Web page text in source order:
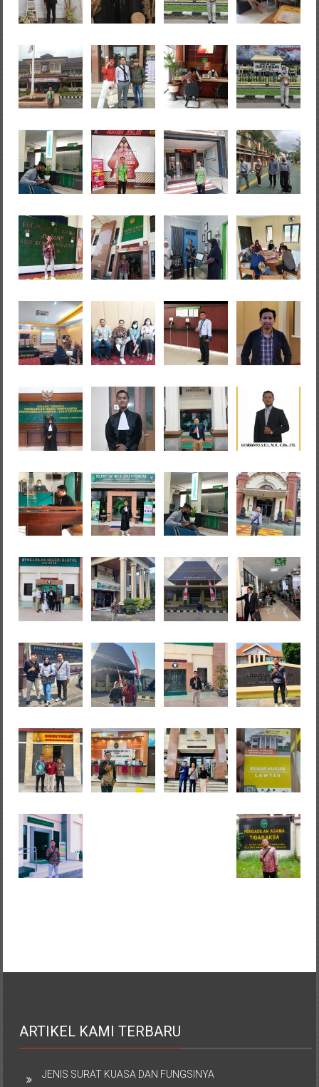
ARTIKEL KAMI TERBARU
JENIS SURAT KUASA DAN FUNGSINYA